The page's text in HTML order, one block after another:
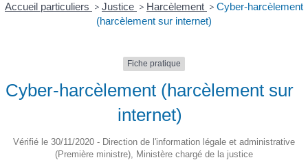
Accueil particuliers > Justice > Harcèlement > Cyber-harcèlement
(harcèlement sur internet)
Fiche pratique
Cyber-harcèlement (harcèlement sur
internet)
Vérifié le 30/11/2020 - Direction de l'information légale et administrative
(Première ministre), Ministère chargé de la justice